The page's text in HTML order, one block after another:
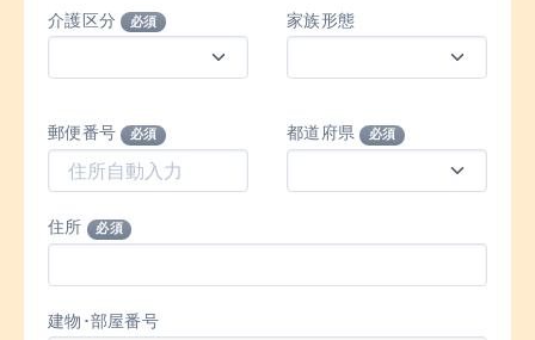
介護区分 必須 家族形態
郵便番号 必須 都道府県 必須
住所 必須
建物･部屋番号